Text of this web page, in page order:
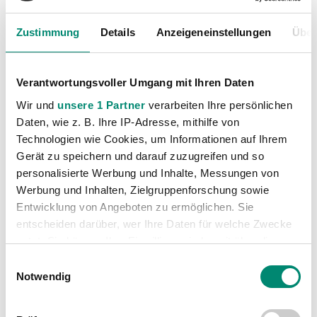
Zustimmung Details Anzeigeneinstellungen
Verantwortungsvoller Umgang mit Ihren Daten
Wir und unsere 1 Partner verarbeiten Ihre persönlichen
Daten, wie z. B. Ihre IP-Adresse, mithilfe von
Technologien wie Cookies, um Informationen auf Ihrem
Gerät zu speichern und darauf zuzugreifen und so
personalisierte Werbung und Inhalte, Messungen von
Werbung und Inhalten, Zielgruppenforschung sowie
Entwicklung von Angeboten zu ermöglichen. Sie
entscheiden darüber, wer Ihre Daten für welche Zwecke
nutzt. Sie können Ihre Einwilligung jederzeit über die
Trigger Symbol ändern oder widerrufen
Erfahren Sie mehr darüber, wie Ihre persönlichen Daten
Notwendig
Kategorien
Akademie
Allgemeine News
(605)
Damen
(6)
(413)
(74)
(1315)